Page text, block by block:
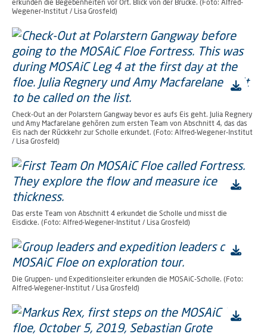
erkunden die Begebenheiten vor Ort. Blick von der Brücke. (Foto: Alfred-
Wegener-Institut / Lisa Grosfeld)
Check-Out an der Polarstern Gangway bevor es aufs Eis geht. Julia Regnery
und Amy Macfarelane gehören zum ersten Team von Abschnitt 4, das das
Eis nach der Rückkehr zur Scholle erkundet. (Foto: Alfred-Wegener-Institut
/ Lisa Grosfeld)
Das erste Team von Abschnitt 4 erkundet die Scholle und misst die
Eisdicke. (Foto: Alfred-Wegener-Institut / Lisa Grosfeld)
Die Gruppen- und Expeditionsleiter erkunden die MOSAiC-Scholle. (Foto:
Alfred-Wegener-Institut / Lisa Grosfeld)